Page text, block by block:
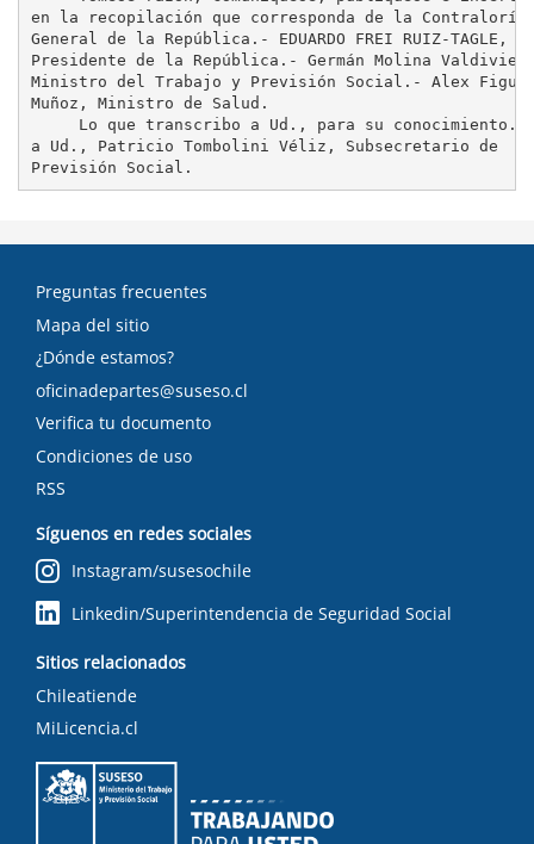
en la recopilación que corresponda de la Contraloría
General de la República.- EDUARDO FREI RUIZ-TAGLE,
Presidente de la República.- Germán Molina
Ministro del Trabajo y Previsión Social.- Alex
Muñoz, Ministro de Salud.
Lo que transcribo a Ud., para su conocimiento.-
a Ud., Patricio Tombolini Véliz, Subsecretario de
Preguntas frecuentes
Mapa del sitio
¿Dónde estamos?
oficinadepartes@suseso.cl
Verifica tu documento
Condiciones de uso
RSS
Síguenos en redes sociales
Instagram/susesochile
Linkedin/Superintendencia de Seguridad Social
Sitios relacionados
Chileatiende
MiLicencia.cl